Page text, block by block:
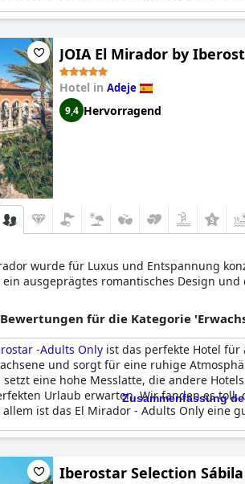
JOIA El Mirador by
Hotel in Adeje
9,4 Hervorragend
wurde für Luxus und Entspannung
ausgeprägtes romantisches Design
für die Kategorie
-Adults Only ist das perfekte Hotel
und sorgt für eine ruhige
eine hohe Messlatte, die andere
Urlaub erwarten. Wir fanden es
ist das El Mirador - Adults Only eine
Zusammenfassung
Iberostar Selection